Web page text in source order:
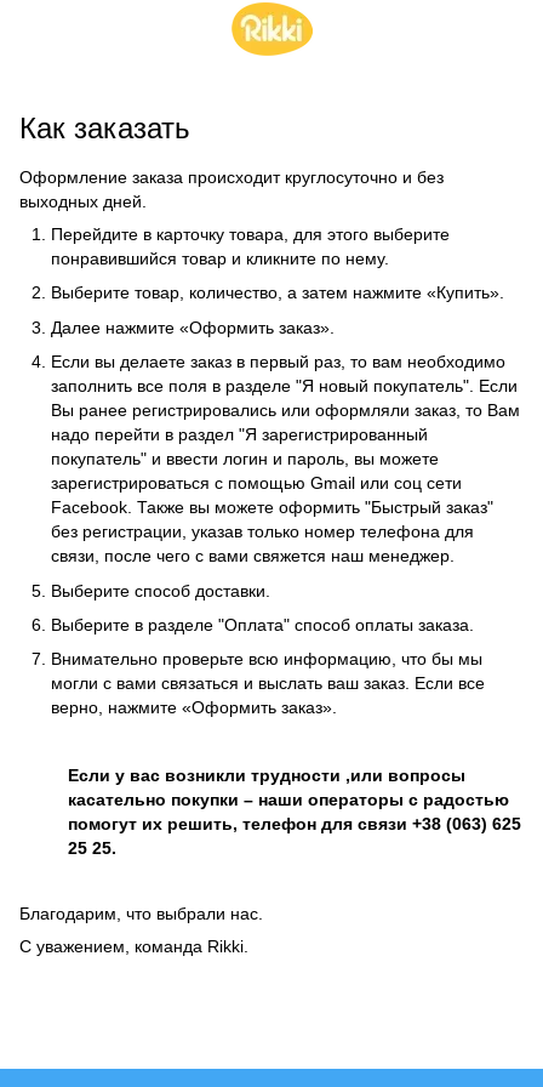
Как заказать
Оформление заказа происходит круглосуточно и без
выходных дней.
Перейдите в карточку товара, для этого выберите
понравившийся товар и кликните по нему.
Выберите товар, количество, а затем нажмите «Купить».
Далее нажмите «Оформить заказ».
Если вы делаете заказ в первый раз, то вам необходимо
заполнить все поля в разделе "Я новый покупатель". Если
Вы ранее регистрировались или оформляли заказ, то Вам
надо перейти в раздел "Я зарегистрированный
покупатель" и ввести логин и пароль, вы можете
зарегистрироваться с помощью Gmail или соц сети
Facebook. Также вы можете оформить "Быстрый заказ"
без регистрации, указав только номер телефона для
связи, после чего с вами свяжется наш менеджер.
Выберите способ доставки.
Выберите в разделе "Оплата" способ оплаты заказа.
Внимательно проверьте всю информацию, что бы мы
могли с вами связаться и выслать ваш заказ. Если все
верно, нажмите «Оформить заказ».
Если у вас возникли трудности ,или вопросы
касательно покупки – наши операторы с радостью
помогут их решить, телефон для связи +38 (063) 625
25 25.
Благодарим, что выбрали нас.
С уважением, команда Rikki.